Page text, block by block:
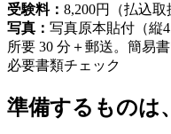
受験料： 8,200円（払込取
写真： 写真原本貼付（縦
所要 30 分＋郵送。簡易
必要書類チェック
準備するものは